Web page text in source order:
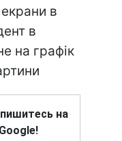
в
в
на графік
на